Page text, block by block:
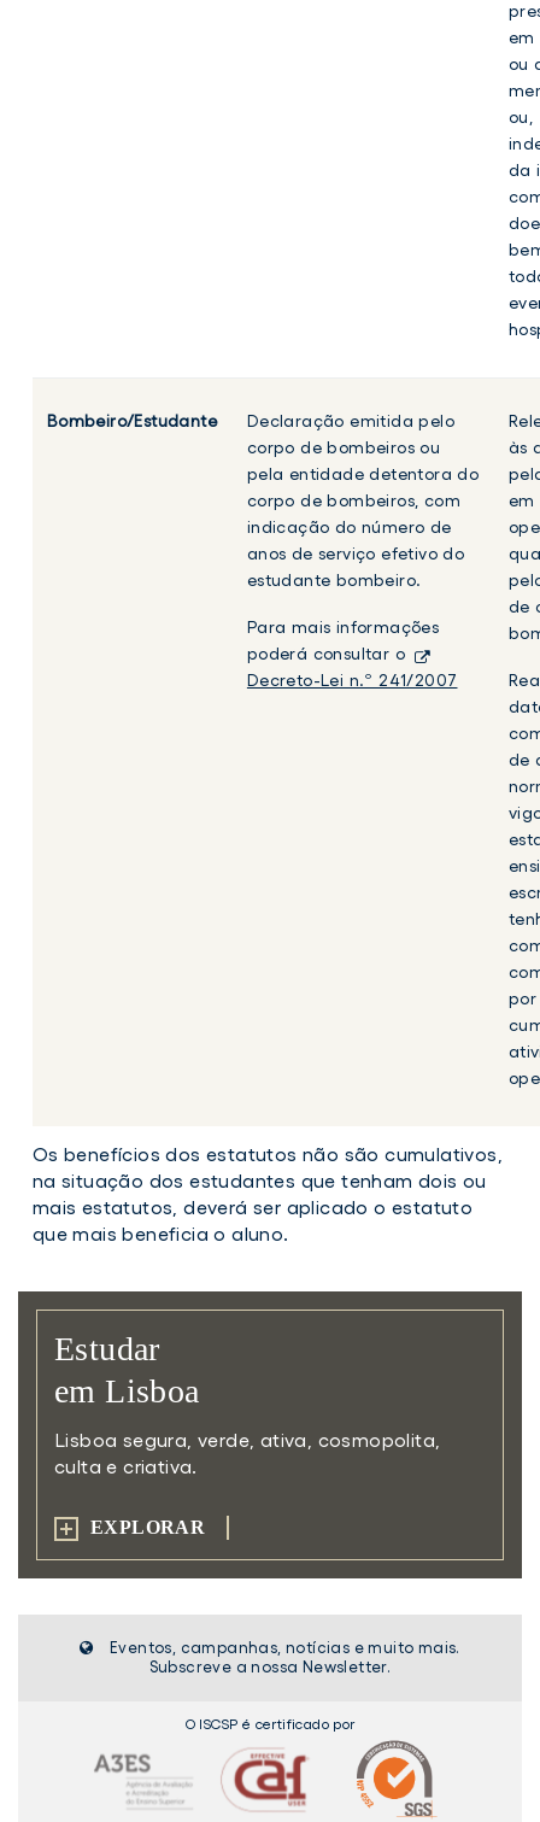
em
ou
ou,
da
Bombeiro/Estudante
Declaração emitida pelo
corpo de bombeiros ou
pela entidade detentora do
corpo de bombeiros, com
indicação do número de
anos de serviço efetivo do
estudante bombeiro.
Para mais informações
poderá consultar o
Decreto-Lei n.º 241/2007
às
em
de
de
por
Os benefícios dos estatutos não são cumulativos,
na situação dos estudantes que tenham dois ou
mais estatutos, deverá ser aplicado o estatuto
que mais beneficia o aluno.
Estudar
em Lisboa
Lisboa segura, verde, ativa,
cosmopolita,
culta e criativa.
EXPLORAR
Eventos, campanhas, notícias e muito mais.
Subscreve a nossa Newsletter.
O ISCSP é certificado por